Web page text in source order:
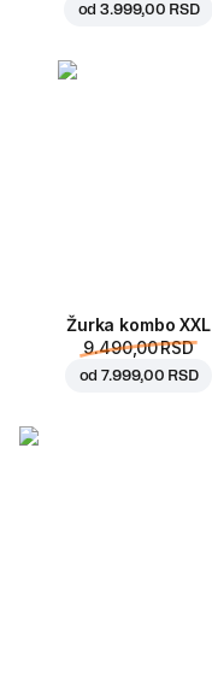
od3.999,00 RSD
Žurka kombo XXL
9.490,00 RSD
od7.999,00 RSD